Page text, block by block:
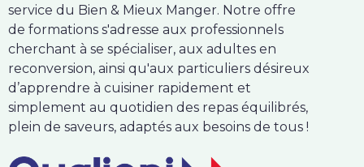
service du Bien & Mieux Manger. Notre offre
de formations s'adresse aux professionnels
cherchant à se spécialiser, aux adultes en
reconversion, ainsi qu'aux particuliers désireux
d’apprendre à cuisiner rapidement et
simplement au quotidien des repas équilibrés,
plein de saveurs, adaptés aux besoins de tous !